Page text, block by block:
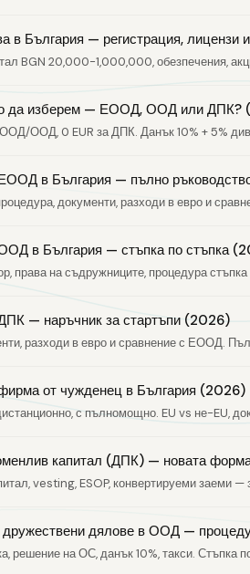
в България — регистрация, лицензи
BGN 20,000-1,000,000, обезпечения,
да изберем — ЕООД, ООД или ДПК?
ООД, 0 EUR за ДПК. Данък 10% + 5%
ЕООД в България — пълно
документи, разходи в евро и
в България — стъпка по стъпка
права на съдружниците, процедура стъпка
— наръчник за стартъпи (2026)
разходи в евро и сравнение с ЕООД.
от чужденец в България (2026)
с пълномощно. EU vs не-EU,
капитал (ДПК) — новата
vesting, ESOP, конвертируеми заеми
дружествени дялове в ООД —
решение на ОС, данък 10%, такси. Стъпка